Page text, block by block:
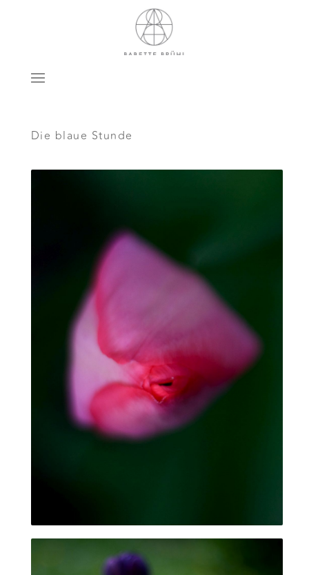
Die blaue Stunde